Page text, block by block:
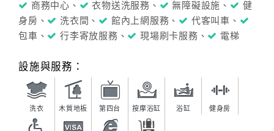
商務中心、 衣物送洗服務、 無障礙設施、
健
身房、
洗衣間、 館內上網服務、
代客叫車、
包車、
行李寄放服務、 現場刷卡服務、 電梯
設施與服務：
洗衣 木質地板 第四台 按摩浴缸 浴缸 健身房